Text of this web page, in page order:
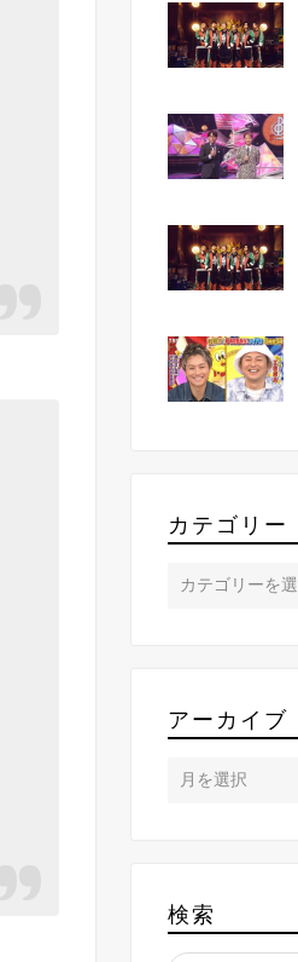
カテゴリー
アーカイブ
検索